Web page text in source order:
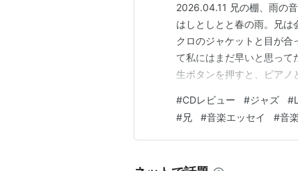
2026.04.11 兄の棚、雨の
はしとしとと春の雨。兄は
クロのジャケットと目が
て私にはまだ早いと思っ
生ボタンを押すと、ピアノ
の心に波紋を広げていく。
ーズ・オン」。カーラ・ブ…
#CDレビュー #ジャズ #
#兄 #音楽エッセイ #音楽